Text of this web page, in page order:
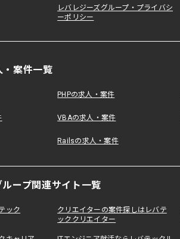
レバレジーズグループ・プライバシ
ーポリシー
・案件一覧
PHPの求人・案件
VBAの求人・案件
Railsの求人・案件
ループ関連サイト一覧
ック
クリエイターの案件探しはレバテ
ッククリエイター